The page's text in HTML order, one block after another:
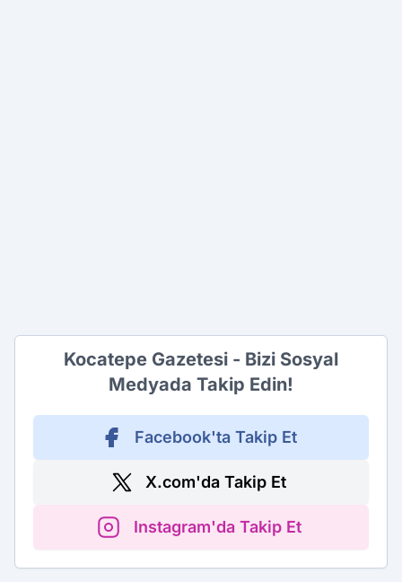
Kocatepe Gazetesi - Bizi Sosyal
Medyada Takip Edin!
Facebook'ta Takip Et
X.com'da Takip Et
Instagram'da Takip Et